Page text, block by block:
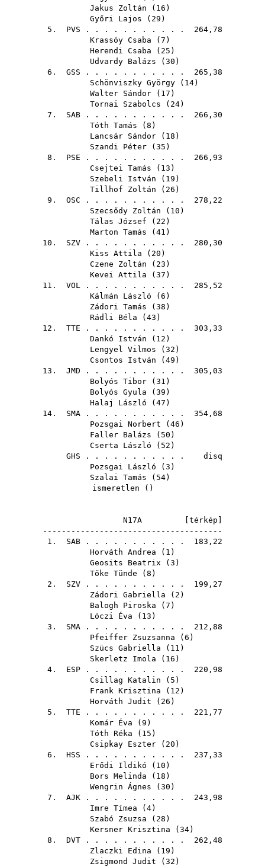
Jakus Zoltán ( 16 )
Győri Lajos ( 29 )
5. PVS . . . . . . . . . . . 264,78
Krassóy Csaba ( 7 )
Herendi Csaba ( 25 )
Udvardy Balázs ( 30 )
6. GSS . . . . . . . . . . . 265,38
Schönviszky György ( 14)
Walter Sándor ( 17 )
Tornai Szabolcs ( 24)
7. SAB . . . . . . . . . . . 266,30
Tóth Tamás ( 8 )
Lancsár Sándor ( 18 )
Szandi Péter ( 35 )
8. PSE . . . . . . . . . . . 266,93
Csejtei Tamás ( 13 )
Szebeli István ( 19 )
Tillhof Zoltán ( 26 )
9. OSC . . . . . . . . . . . 278,22
Szecsődy Zoltán ( 10 )
Tálas József ( 22 )
Marton Tamás ( 41 )
10. SZV . . . . . . . . . . . 280,30
Kiss Attila ( 20 )
Czene Zoltán ( 23 )
Kevei Attila ( 37 )
11. VOL . . . . . . . . . . . 285,52
Kálmán László ( 6 )
Zádori Tamás ( 38 )
Rádli Béla ( 43 )
12. TTE . . . . . . . . . . . 303,33
Dankó István ( 12 )
Lengyel Vilmos ( 32 )
Csontos István ( 49 )
13. JMD . . . . . . . . . . . 305,03
Bolyós Tibor ( 31 )
Bolyós Gyula ( 39 )
Halaj László ( 47 )
14. SMA . . . . . . . . . . . 354,68
Pozsgai Norbert ( 46 )
Faller Balázs ( 50 )
Cserta László ( 52 )
GHS . . . . . . . . . . . disq
Pozsgai László ( 3 )
Szalai Tamás ( 54)
ismeretlen ()
N17A [ térkép
--------------------------------------
1. SAB . . . . . . . . . . . 183,22
Horváth Andrea ( 1 )
Geosits Beatrix ( 3 )
Tőke Tünde ( 8 )
2. SZV . . . . . . . . . . . 199,27
Zádori Gabriella ( 2 )
Balogh Piroska ( 7 )
Lóczi Éva ( 13 )
3. SMA . . . . . . . . . . . 212,88
Pfeiffer Zsuzsanna ( 6 )
Szücs Gabriella ( 11 )
Skerletz Imola ( 16 )
4. ESP . . . . . . . . . . . 220,98
Csillag Katalin ( 5 )
Frank Krisztina ( 12 )
Horváth Judit ( 26 )
5. TTE . . . . . . . . . . . 221,77
Komár Éva ( 9 )
Tóth Réka ( 15 )
Csipkay Eszter ( 20 )
6. HSS . . . . . . . . . . . 237,33
Erődi Ildikó ( 10 )
Bors Melinda ( 18 )
Wengrin Ágnes ( 30 )
7. AJK . . . . . . . . . . . 243,98
Imre Tímea ( 4)
Szabó Zsuzsa ( 28 )
Kersner Krisztina ( 34)
8. DVT . . . . . . . . . . . 262,48
Zlaczki Edina ( 19 )
Zsigmond Judit ( 32 )